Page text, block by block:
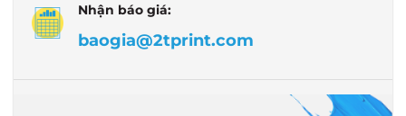
Nhận báo giá:
baogia@2tprint.com